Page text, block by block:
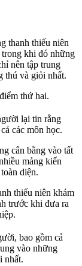
thanh thiếu niên
trong khi đó những
nên tập trung
thú và giỏi nhất.
thứ hai.
lại tin rằng
các môn học.
cân bằng vào tất
mảng kiến
diện.
thiếu niên khám
trước khi đưa ra
bao gồm cả
vào những
nhất.